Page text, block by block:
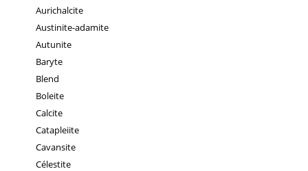
Aurichalcite
Austinite-adamite
Autunite
Baryte
Blend
Boleite
Calcite
Catapleiite
Cavansite
Célestite